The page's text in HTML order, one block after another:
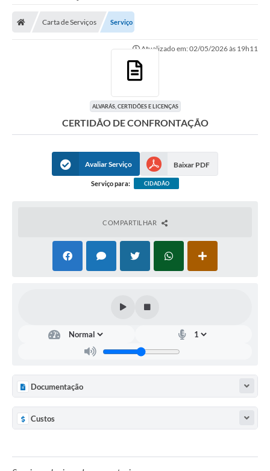
Carta de Serviços Serviço
Atualizado em: 02/05/2026 às 19h11
ALVARÁS, CERTIDÕES E LICENÇAS
CERTIDÃO DE CONFRONTAÇÃO
Avaliar Serviço Baixar PDF
Serviço para: CIDADÃO
COMPARTILHAR
Documentação
Custos